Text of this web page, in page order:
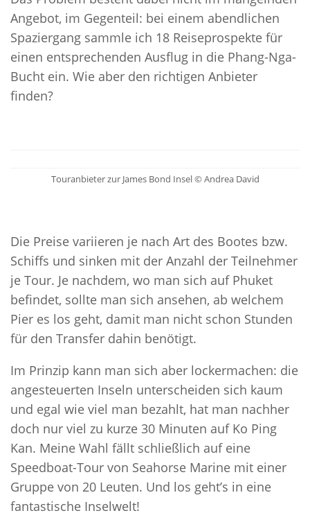
Angebot, im Gegenteil: bei einem abendlichen
Spaziergang sammle ich 18 Reiseprospekte für
einen entsprechenden Ausflug in die Phang-Nga-
Bucht ein. Wie aber den richtigen Anbieter
finden?
Touranbieter zur James Bond Insel © Andrea David
Die Preise variieren je nach Art des Bootes bzw.
Schiffs und sinken mit der Anzahl der Teilnehmer
je Tour. Je nachdem, wo man sich auf Phuket
befindet, sollte man sich ansehen, ab welchem
Pier es los geht, damit man nicht schon Stunden
für den Transfer dahin benötigt.
Im Prinzip kann man sich aber lockermachen: die
angesteuerten Inseln unterscheiden sich kaum
und egal wie viel man bezahlt, hat man nachher
doch nur viel zu kurze 30 Minuten auf Ko Ping
Kan. Meine Wahl fällt schließlich auf eine
Speedboat-Tour von Seahorse Marine mit einer
Gruppe von 20 Leuten. Und los geht’s in eine
fantastische Inselwelt!